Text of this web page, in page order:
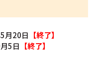
月20日 【終了】
5日 【終了】